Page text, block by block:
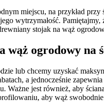
miejscu, na przykład
wytrzymałość.
stojak na wąż
wąż ogrodowy na
lub chcemy uzyskać
a jednocześnie
Ważne jest również, aby
aby wąż swobodnie